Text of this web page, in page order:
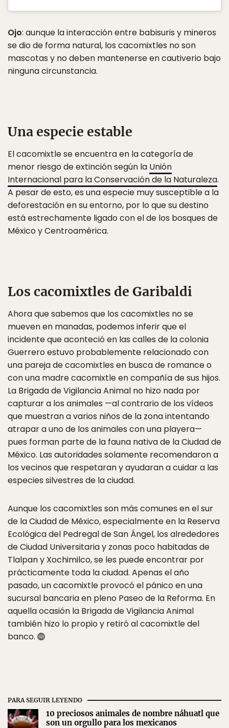
Ojo: aunque la interacción entre babisuris y mineros
se dio de forma natural, los cacomixtles no son
mascotas y no deben mantenerse en cautiverio bajo
ninguna circunstancia.
Una especie estable
El cacomixtle se encuentra en la categoría de
menor riesgo de extinción según la Unión
Internacional para la Conservación de la Naturaleza.
A pesar de esto, es una especie muy susceptible a la
deforestación en su entorno, por lo que su destino
está estrechamente ligado con el de los bosques de
México y Centroamérica.
Los cacomixtles de Garibaldi
Ahora que sabemos que los cacomixtles no se
mueven en manadas, podemos inferir que el
incidente que aconteció en las calles de la colonia
Guerrero estuvo probablemente relacionado con
una pareja de cacomixtles en busca de romance o
con una madre cacomixtle en compañía de sus hijos.
La Brigada de Vigilancia Animal no hizo nada por
capturar a los animales —al contrario de los vídeos
que muestran a varios niños de la zona intentando
atrapar a uno de los animales con una playera—
pues forman parte de la fauna nativa de la Ciudad de
México. Las autoridades solamente recomendaron a
los vecinos que respetaran y ayudaran a cuidar a las
especies silvestres de la ciudad.
Aunque los cacomixtles son más comunes en el sur
de la Ciudad de México, especialmente en la Reserva
Ecológica del Pedregal de San Ángel, los alrededores
de Ciudad Universitaria y zonas poco habitadas de
Tlalpan y Xochimilco, se les puede encontrar por
prácticamente toda la ciudad. Apenas el año
pasado, un cacomixtle provocó el pánico en una
sucursal bancaria en pleno Paseo de la Reforma. En
aquella ocasión la Brigada de Vigilancia Animal
también hizo lo propio y retiró al cacomixtle del
banco.
PARA SEGUIR LEYENDO
10 preciosos animales de nombre náhuatl que
son un orgullo para los mexicanos